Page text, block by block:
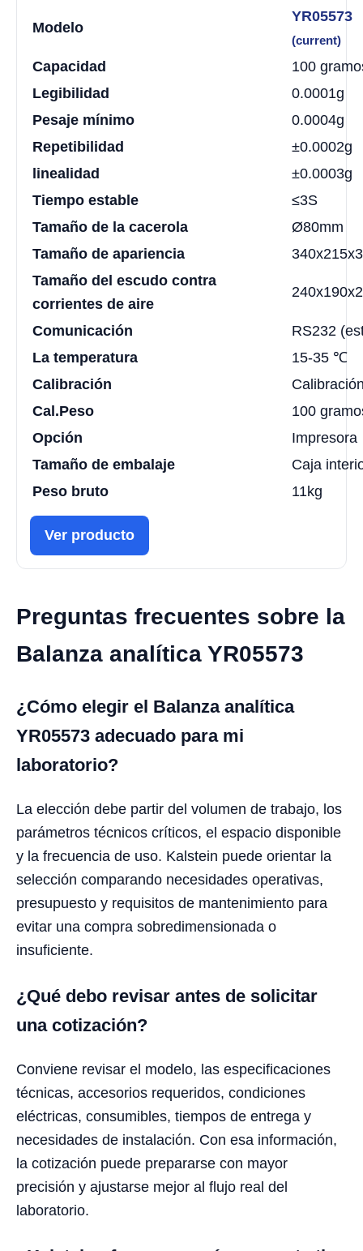
Modelo
YR05573
(current)
Capacidad
100
Legibilidad
0.0001g
Pesaje mínimo
0.0004g
Repetibilidad
±0.0002g
linealidad
±0.0003g
Tiempo estable
≤3S
Tamaño de la cacerola
Ø80mm
Tamaño de apariencia
Tamaño del escudo contra
corrientes de aire
Comunicación
RS232
La temperatura
15-35 ℃
Calibración
Cal.Peso
100
Opción
Impresora
Tamaño de embalaje
Caja
Peso bruto
11kg
Ver producto
Preguntas frecuentes sobre la
Balanza analítica YR05573
¿Cómo elegir el Balanza analítica
YR05573 adecuado para mi
laboratorio?
La elección debe partir del volumen de trabajo, los
parámetros técnicos críticos, el espacio disponible
y la frecuencia de uso. Kalstein puede orientar la
selección comparando necesidades operativas,
presupuesto y requisitos de mantenimiento para
evitar una compra sobredimensionada o
insuficiente.
¿Qué debo revisar antes de solicitar
una cotización?
Conviene revisar el modelo, las especificaciones
técnicas, accesorios requeridos, condiciones
eléctricas, consumibles, tiempos de entrega y
necesidades de instalación. Con esa información,
la cotización puede prepararse con mayor
precisión y ajustarse mejor al flujo real del
laboratorio.